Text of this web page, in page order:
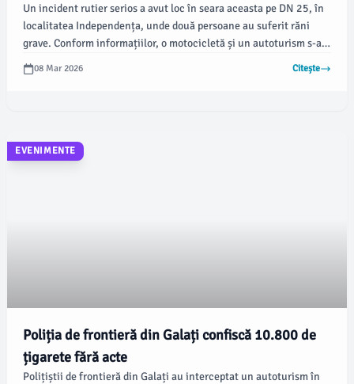
Un incident rutier serios a avut loc în seara aceasta pe DN 25, în
localitatea Independența, unde două persoane au suferit răni
grave. Conform informațiilor, o motocicletă și un autoturism s-au
ciocnit violent, provocând avarii semnificative atât vehiculului pe
patru roți, cât și celui pe două roți.
08 Mar 2026 Citește
EVENIMENTE
Poliția de frontieră din Galați confiscă 10.800 de
țigarete fără acte
Polițiștii de frontieră din Galați au interceptat un autoturism în